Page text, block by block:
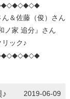
＆佐藤（俊）さん
ノ家 追分』さん
ック♪
♪ 2019-06-09